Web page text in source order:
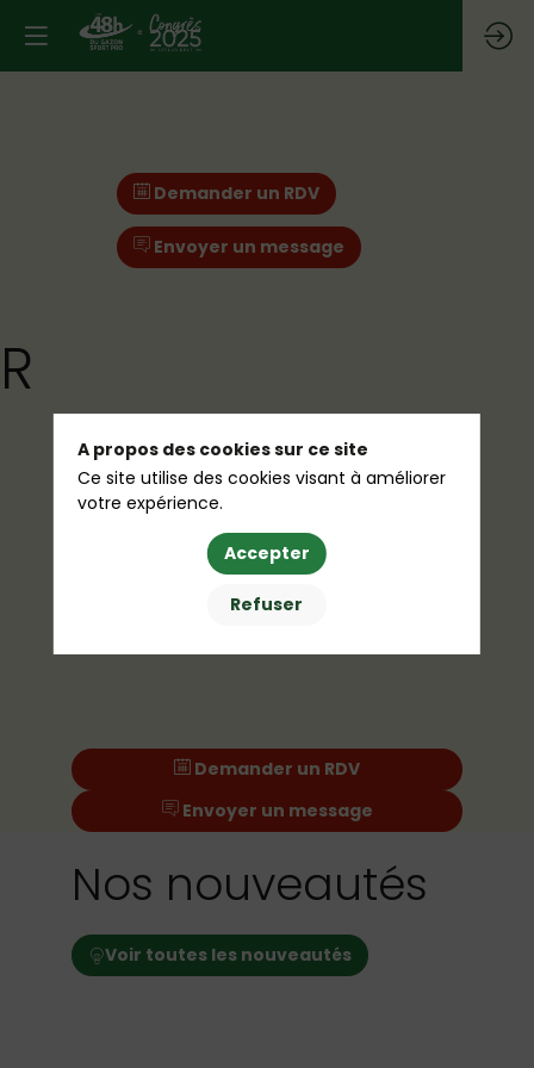
Demander un RDV
Envoyer un message
Demander un RDV
Envoyer un message
Nos nouveautés
Voir toutes les nouveautés
A propos des cookies sur ce site
Ce site utilise des cookies visant à améliorer
votre expérience.
Accepter
Refuser